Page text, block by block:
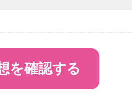
を確認する